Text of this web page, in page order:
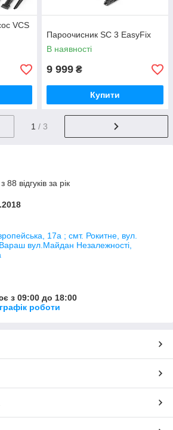
VCS
Пароочисник SC 3 EasyFix
В наявності
9 999 ₴
Купити
1 / 3
відгуків за рік
17а ; смт. Рокитне, вул.
вул.Майдан Незалежності,
з 09:00 до 18:00
роботи